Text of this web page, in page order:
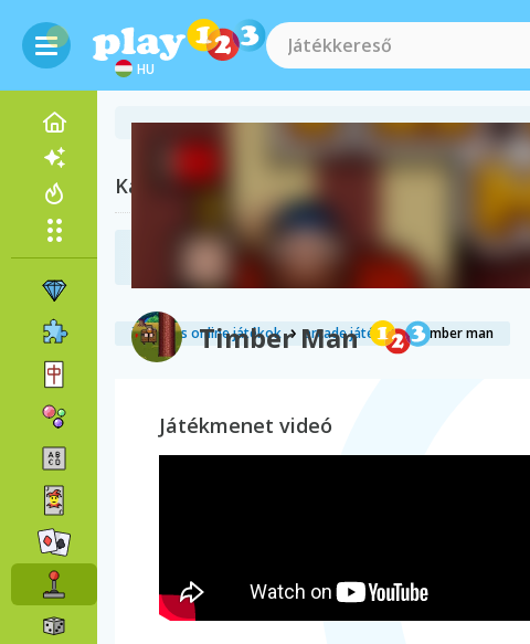
HU
Timber Man
Kapcsolódó kategóriák
ingyenes online játékok arcade játékok timber man
Játékmenet videó